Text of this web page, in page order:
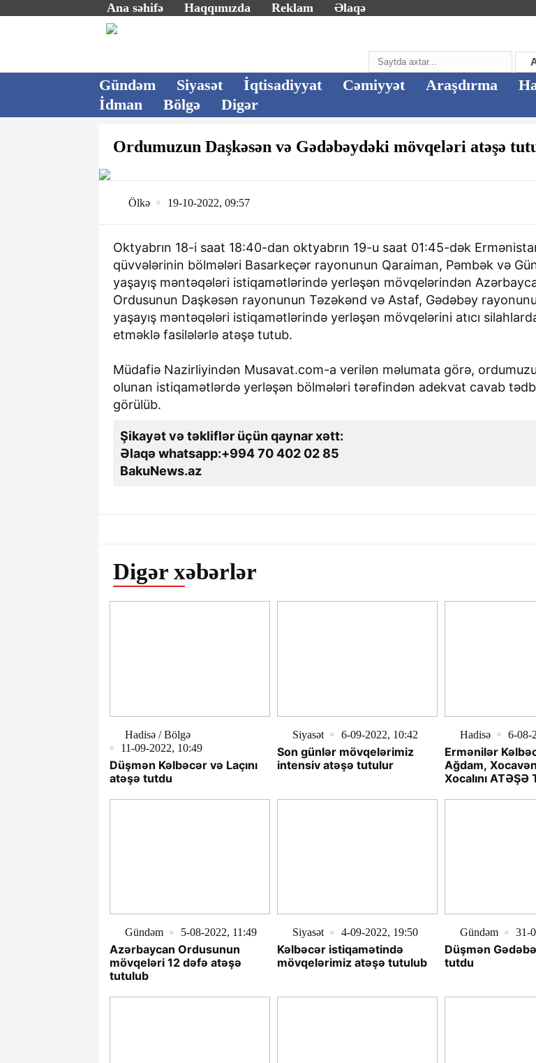
Ana səhifə Haqqımızda Reklam Əlaqə
Gündəm Siyasət İqtisadiyyat Cəmiyyət Araşdırma
İdman
Bölgə Digər
Ordumuzun Daşkəsən və Gədəbəydəki mövqeləri atəşə
Ölkə 19-10-2022, 09:57
Oktyabrın 18-i saat 18:40-dan oktyabrın 19-u saat 01:45-dək
qüvvələrinin bölmələri Basarkeçər rayonunun Qaraiman, Pəmbək və
yaşayış məntəqələri istiqamətlərində yerləşən mövqelərindən
Ordusunun Daşkəsən rayonunun Təzəkənd və Astaf, Gədəbəy
yaşayış məntəqələri istiqamətlərində yerləşən mövqelərini atıcı
etməklə fasilələrlə atəşə tutub.
Müdafiə Nazirliyindən Musavat.com-a verilən məlumata görə,
olunan istiqamətlərdə yerləşən bölmələri tərəfindən adekvat cavab
görülüb.
Şikayət və təkliflər üçün qaynar xətt:
Əlaqə whatsapp:+994 70 402 02 85
BakuNews.az
Digər xəbərlər
Hadisə / Bölgə
11-09-2022, 10:49
Düşmən Kəlbəcər və Laçını
atəşə tutdu
Siyasət 6-09-2022, 10:42
Son günlər mövqelərimiz
intensiv atəşə tutulur
Hadisə 6-08-
Ermənilər
Ağdam,
Xocalını ATƏŞƏ
Gündəm 5-08-2022, 11:49
Azərbaycan Ordusunun
mövqeləri 12 dəfə atəşə
tutulub
Siyasət 4-09-2022, 19:50
Kəlbəcər istiqamətində
mövqelərimiz atəşə tutulub
Gündəm 31-
Düşmən
tutdu